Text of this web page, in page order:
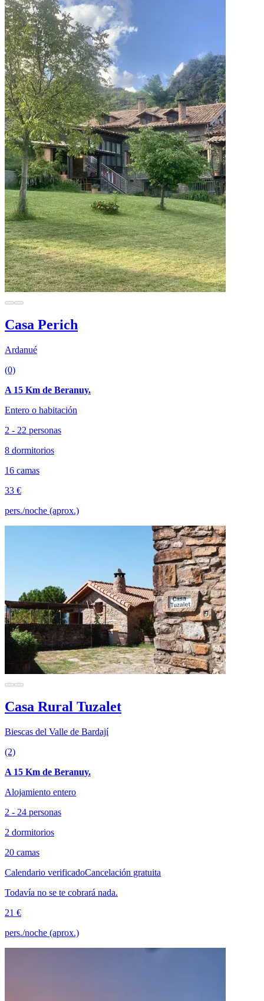
Casa Perich
Ardanué
(0)
A 15 Km de Beranuy.
Entero o habitación
2 - 22 personas
8 dormitorios
16 camas
33 €
pers./noche (aprox.)
Casa Rural Tuzalet
Biescas del Valle de Bardají
(2)
A 15 Km de Beranuy.
Alojamiento entero
2 - 24 personas
2 dormitorios
20 camas
Calendario verificadoCancelación gratuita
Todavía no se te cobrará nada.
21 €
pers./noche (aprox.)